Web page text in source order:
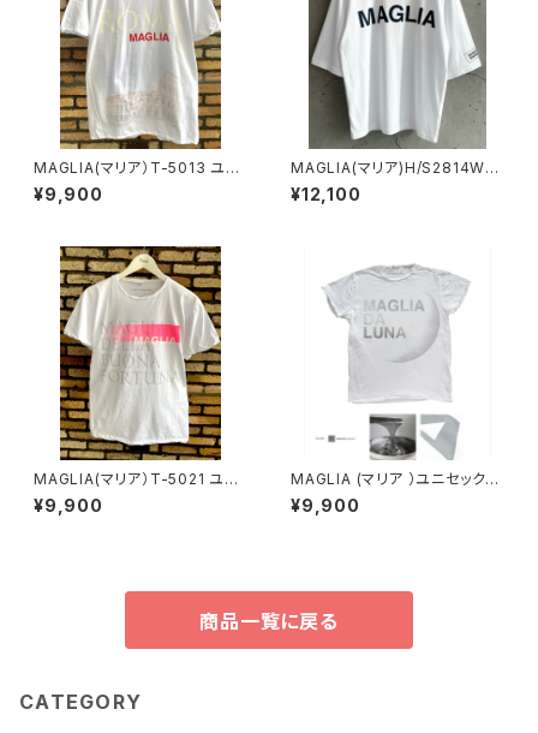
MAGLIA(マリア）T-5013 ユニ
セックスWプリントＴシャツ RO
MA レッド
¥9,900
MAGLIA(マリア)H/S2814W
ユニセックス ハーフスリーブ ホ
ワイト ブラックプリント
¥12,100
MAGLIA(マリア）T-5021 ユニ
セックスWプリントＴシャツ BU
ONA FORTUNA ネオンピンク
¥9,900
MAGLIA (マリア ）ユニセックス
Ｔシャツ Ｔ-7012 シルバープ
リント
¥9,900
商品一覧に戻る
CATEGORY